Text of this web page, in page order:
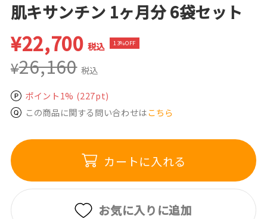
肌キサンチン 1ヶ月分 6袋セット
¥22,700 税込 13%OFF
¥26,160 税込
ポイント1% (227pt)
この商品に関する問い合わせはこちら
カートに入れる
お気に入りに追加